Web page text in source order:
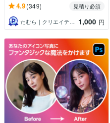
4.9(349)
見積り必須
たむら｜クリエイティブ
1,000 円